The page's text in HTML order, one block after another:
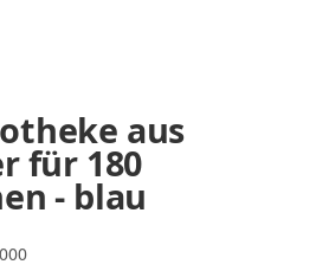
aus
für 180
- blau